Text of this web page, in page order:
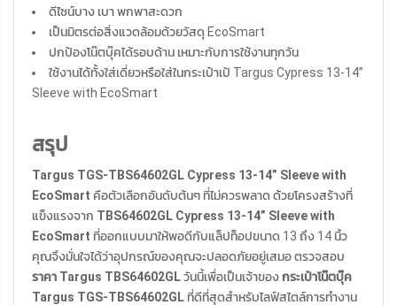
ดีไซน์บาง เบา พกพาสะดวก
เป็นมิตรต่อสิ่งแวดล้อมด้วยวัสดุ EcoSmart
ปกป้องโน๊ตบุ๊คได้รอบด้าน เหมาะกับการใช้งานทุกวัน
ใช้งานได้ทั้งใส่เดี่ยวหรือใส่ในกระเป๋าเป้ Targus Cypress 13-14”
Sleeve with EcoSmart
สรุป
Targus TGS-TBS64602GL Cypress 13-14” Sleeve with
EcoSmart คือตัวเลือกอันดับต้นๆ ที่ไม่ควรพลาด ด้วยโครงสร้างที่
แข็งแรงจาก TBS64602GL Cypress 13-14” Sleeve with
EcoSmart ที่ออกแบบมาให้พอดีกับแล็ปท็อปขนาด 13 ถึง 14 นิ้ว
คุณจึงมั่นใจได้ว่าอุปกรณ์ของคุณจะปลอดภัยอยู่เสมอ ตรวจสอบ
ราคา Targus TBS64602GLวันนี้เพื่อเป็นเจ้าของกระเป๋าโน๊ตบุ๊ค
Targus TGS-TBS64602GL ที่ดีที่สุดสำหรับไลฟ์สไตล์การทำงาน